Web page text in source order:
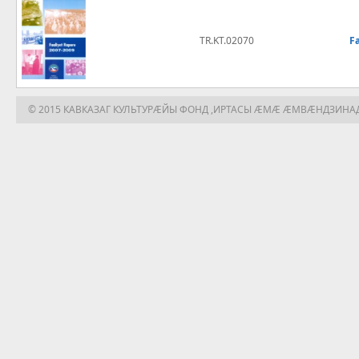
TR.KT.02070
© 2015 КАВКАЗАГ КУЛЬТУРÆЙЫ ФОНД ,ИРТАСЫ ÆМÆ